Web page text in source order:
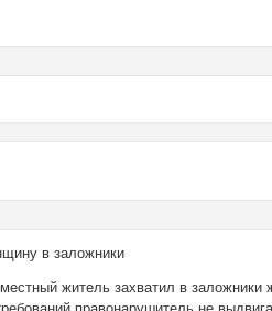
в заложники
житель захватил в